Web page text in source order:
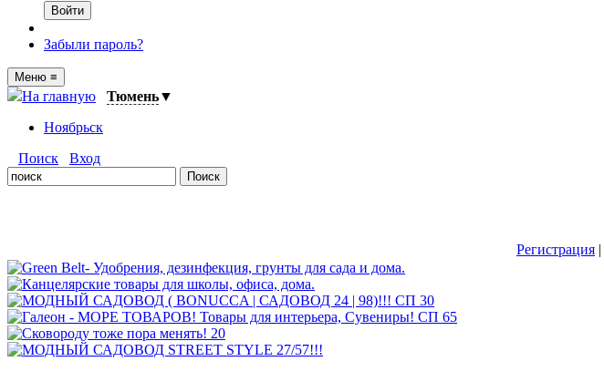
Забыли пароль?
Меню ≡
На главную Тюмень▼
Ноябрьск
Поиск
Вход
Регистрация |